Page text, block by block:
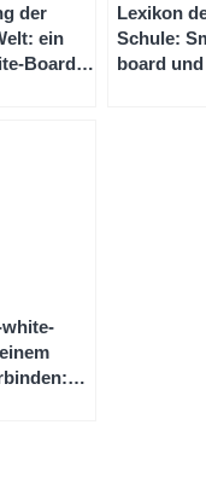
der
ein
Board
Lexikon
Schule:
board